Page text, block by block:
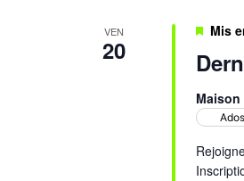
VEN
20
Mis
Ados